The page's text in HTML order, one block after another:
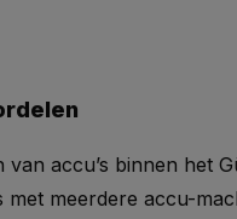
accu’s binnen het
meerdere accu-